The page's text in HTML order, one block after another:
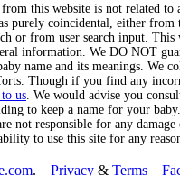
this website is not related to
purely coincidental, either from
or from user search input. This
information. We DO NOT
name and its meanings. We
Though if you find any
us . We would advise you
to keep a name for your
not responsible for any damage
to use this site for any
. Privacy & Terms